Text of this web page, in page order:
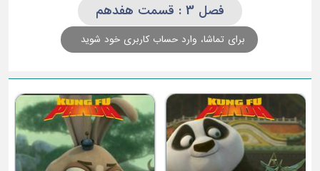
فصل 3 : قسمت هفدهم
برای تماشا، وارد حساب کاربری خود شوید